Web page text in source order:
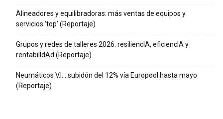
Alineadores y equilibradoras: más ventas de equipos y
servicios ‘top’ (Reportaje)
Grupos y redes de talleres 2026: resiliencIA, eficiencIA y
rentabilIdAd (Reportaje)
Neumáticos V.I. : subidón del 12% vía Europool hasta mayo
(Reportaje)